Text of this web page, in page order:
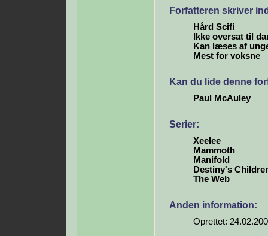
Forfatteren skriver
Hård Scifi
Ikke oversat til
Kan læses af
Mest for voksne
Kan du lide denne
Paul McAuley
Serier:
Xeelee
Mammoth
Manifold
Destiny's
The Web
Anden information:
Oprettet: